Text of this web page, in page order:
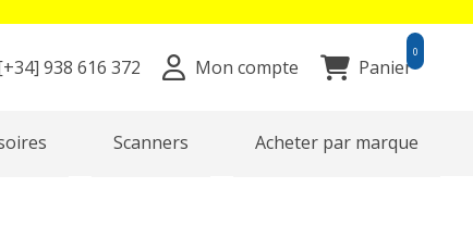
938 616 372 Mon compte Panier
0
Scanners Acheter par marque